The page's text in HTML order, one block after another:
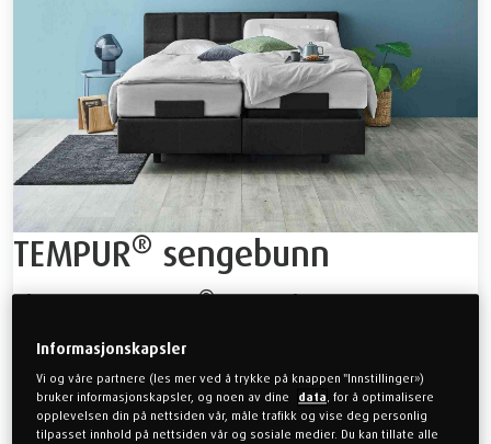
TEMPUR® sengebunn
Elegant TEMPUR®sengebunn
Hver sengbunn og madrass er designet med omsorg og
nøyaktighet for å gi deg den beste søvnopplevelsen hver natt.
Utforsk vår kolleksjon av TEMPUR® sengerammer og oppgrader
din søvnopplevelse til et nytt nivå av komfort.
Informasjonskapsler
Vi og våre partnere (les mer ved å trykke på knappen "Innstillinger»)
bruker informasjonskapsler, og noen av dine
data, for å optimalisere
opplevelsen din på nettsiden vår, måle trafikk og vise deg personlig
tilpasset innhold på nettsiden vår og sosiale medier. Du kan tillate alle